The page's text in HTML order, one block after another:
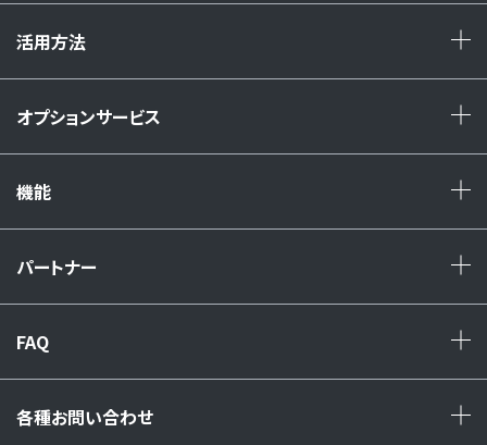
活用方法
オプションサービス
機能
パートナー
FAQ
各種お問い合わせ